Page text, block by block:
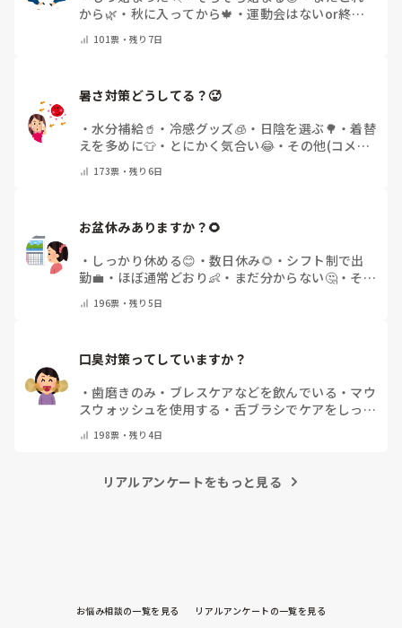
から🌿 ・ 秋に入ってから🍁 ・運動会はないor終わ
101票・残り7日
暑さ対策どうしてる？🥵
・水分補給🥤 ・ 冷感グッズ🧊 ・ 日陰を選ぶ🌳 ・着替
えを多めに👕 ・ とにかく気合い😂・ その他(コメン
173票・残り6日
お盆休みありますか？🌻
・ しっかり休める😊 ・ 数日休み🌻 ・ シフト制で出
勤💼 ・ ほぼ通常どおり👶 ・ まだ分からない🤔・ その
196票・残り5日
口臭対策ってしていますか？
・歯磨きのみ ・ ブレスケアなどを飲んでいる ・ マウ
スウォッシュを使用する ・ 舌ブラシでケアをしっか
の他(コメントで教えて下さい)
198票・残り4日
リアルアンケートをもっと見る
お悩み相談の一覧を見る リアルアンケートの一覧を見る